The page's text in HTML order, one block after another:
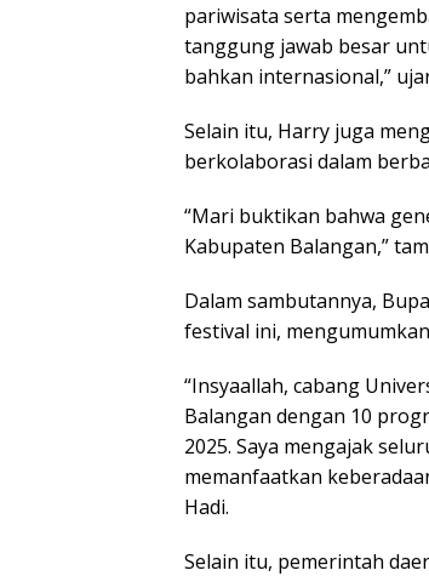
pariwisata serta
tanggung jawab besar
bahkan internasional,”
Selain itu, Harry juga
berkolaborasi dalam
“Mari buktikan bahwa
Kabupaten Balangan,”
Dalam sambutannya,
festival ini,
“Insyaallah, cabang
Balangan dengan 10
2025. Saya mengajak
memanfaatkan
Hadi.
Selain itu, pemerintah